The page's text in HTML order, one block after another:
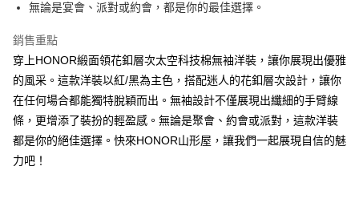
Google Pay
ATM付款
運送方式
全家取貨付款 -訂單滿 $2000 元即享免運服務，未滿則另收
$80 元物流費用。
每筆NT$80，滿NT$2,000(含以上)免運費
無論是宴會、派對或約會，都是你的最佳選擇。
銷售重點
穿上HONOR緞面領花釦層次太空科技棉無袖洋裝，讓你展現出優雅
的風采。這款洋裝以紅/黑為主色，搭配迷人的花釦層次設計，讓你
在任何場合都能獨特脫穎而出。無袖設計不僅展現出纖細的手臂線
條，更增添了裝扮的輕盈感。無論是聚會、約會或派對，這款洋裝
都是你的絕佳選擇。快來HONOR山形屋，讓我們一起展現自信的魅
力吧！